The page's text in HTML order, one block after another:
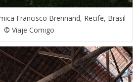
Francisco Brennand, Recife, Brasil
© Viaje Comigo